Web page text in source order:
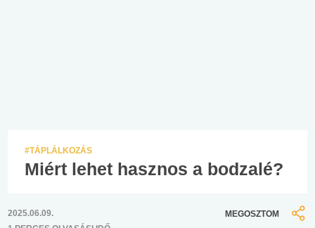
#TÁPLÁLKOZÁS
Miért lehet hasznos a bodzalé?
2025.06.09.
MEGOSZTOM